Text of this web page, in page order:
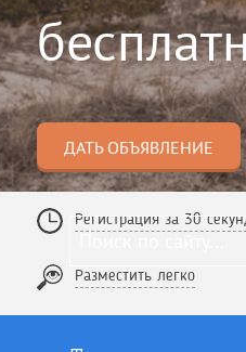
ДАТЬ ОБЪЯВЛЕНИЕ
Регистрация за 30
Разместить легко